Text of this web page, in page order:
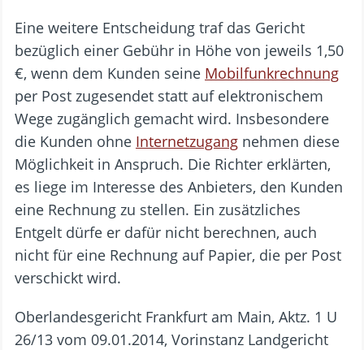
Eine weitere Entscheidung traf das Gericht
bezüglich einer Gebühr in Höhe von jeweils 1,50
€, wenn dem Kunden seine Mobilfunkrechnung
per Post zugesendet statt auf elektronischem
Wege zugänglich gemacht wird. Insbesondere
die Kunden ohne Internetzugang nehmen diese
Möglichkeit in Anspruch. Die Richter erklärten,
es liege im Interesse des Anbieters, den Kunden
eine Rechnung zu stellen. Ein zusätzliches
Entgelt dürfe er dafür nicht berechnen, auch
nicht für eine Rechnung auf Papier, die per Post
verschickt wird.
Oberlandesgericht Frankfurt am Main, Aktz. 1 U
26/13 vom 09.01.2014, Vorinstanz Landgericht